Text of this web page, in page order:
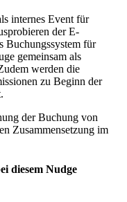
internes Event für
der E-
Buchungssystem für
gemeinsam als
werden die
zu Beginn der
der Buchung von
Zusammensetzung im
diesem Nudge